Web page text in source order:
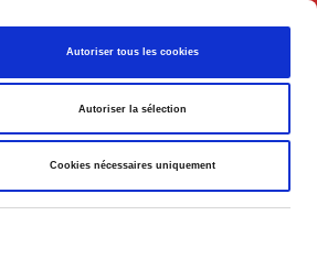
Autoriser tous les cookies
Autoriser la sélection
Cookies nécessaires uniquement